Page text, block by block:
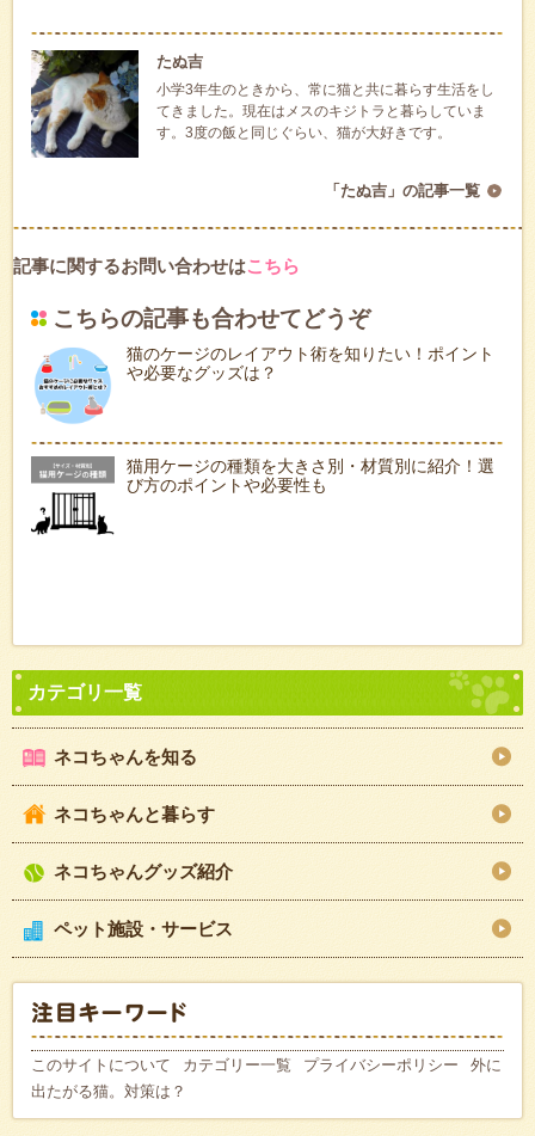
たぬ吉
小学3年生のときから、常に猫と共に暮らす生活をし
てきました。現在はメスのキジトラと暮らしていま
す。3度の飯と同じぐらい、猫が大好きです。
「たぬ吉」の記事一覧
記事に関するお問い合わせはこちら
こちらの記事も合わせてどうぞ
猫のケージのレイアウト術を知りたい！ポイント
や必要なグッズは？
猫用ケージの種類を大きさ別・材質別に紹介！選
び方のポイントや必要性も
ネコちゃんを知る
ネコちゃんと暮らす
ネコちゃんグッズ紹介
ペット施設・サービス
このサイトについて カテゴリー一覧 プライバシーポリシー
外に
出たがる猫。対策は？